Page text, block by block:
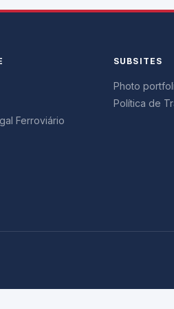
Ferroviário
SUBSITES
Photo
Política de